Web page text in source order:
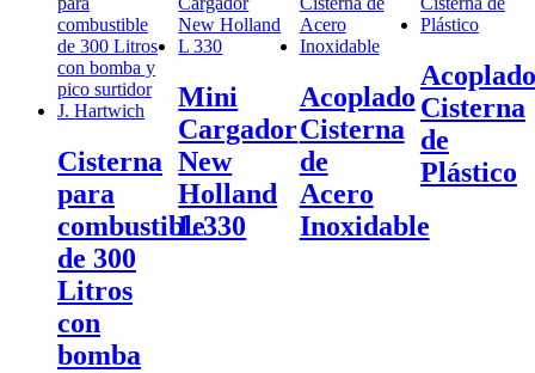
Cisterna
para
combustible
de 300
Litros
con
bomba
Mini
Cargador
New
Holland
L 330
Acoplado
Cisterna
de
Acero
Inoxidable
Acoplado
Cisterna
de
Plástico